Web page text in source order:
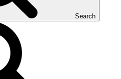
Search